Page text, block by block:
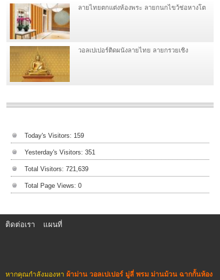
ลายไทยตกแต่งห้องพระ ลายกนกไขว้ช่อหางโต
วอลเปเปอร์ติดผนังลายไทย ลายกรวยเชิง
Today's Visitors: 159
Yesterday's Visitors: 351
Total Visitors: 721,639
Total Page Views: 0
ติดต่อเรา แผนที่
หากคุณกำลังมองหา ผ้าม่าน วอลเปเปอร์ มู่ลี่ พรม ม่านม้วน ฉากกั้นห้อง